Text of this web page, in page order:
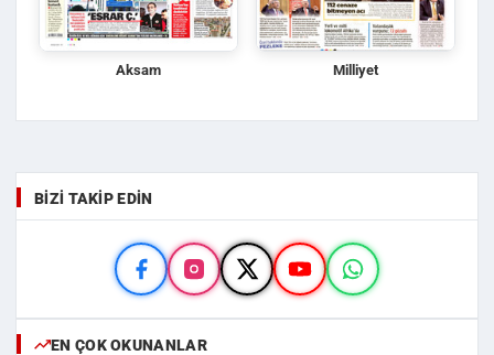
Aksam Milliyet
BIZI TAKIP EDIN
EN ÇOK OKUNANLAR